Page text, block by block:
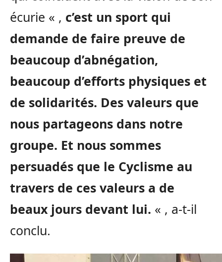
écurie « , c’est un sport qui
demande de faire preuve de
beaucoup d’abnégation,
beaucoup d’efforts physiques et
de solidarités. Des valeurs que
nous partageons dans notre
groupe. Et nous sommes
persuadés que le Cyclisme au
travers de ces valeurs a de
beaux jours devant lui. « , a-t-il
conclu.